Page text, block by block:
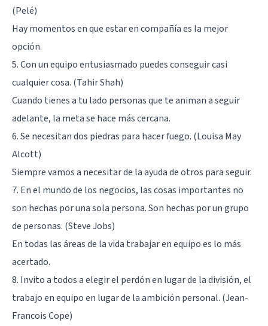
(Pelé)
Hay momentos en que estar en compañía es la mejor
opción.
5. Con un equipo entusiasmado puedes conseguir casi
cualquier cosa. (Tahir Shah)
Cuando tienes a tu lado personas que te animan a seguir
adelante, la meta se hace más cercana.
6. Se necesitan dos piedras para hacer fuego. (Louisa May
Alcott)
Siempre vamos a necesitar de la ayuda de otros para seguir.
7. En el mundo de los negocios, las cosas importantes no
son hechas por una sola persona. Son hechas por un grupo
de personas. (Steve Jobs)
En todas las áreas de la vida trabajar en equipo es lo más
acertado.
8. Invito a todos a elegir el perdón en lugar de la división, el
trabajo en equipo en lugar de la ambición personal. (Jean-
Francois Cope)